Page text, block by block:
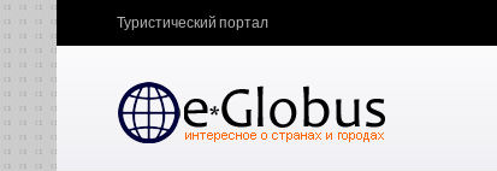
Туристический портал